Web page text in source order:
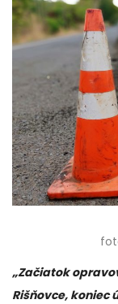
„Začiatok
Rišňovce, koniec